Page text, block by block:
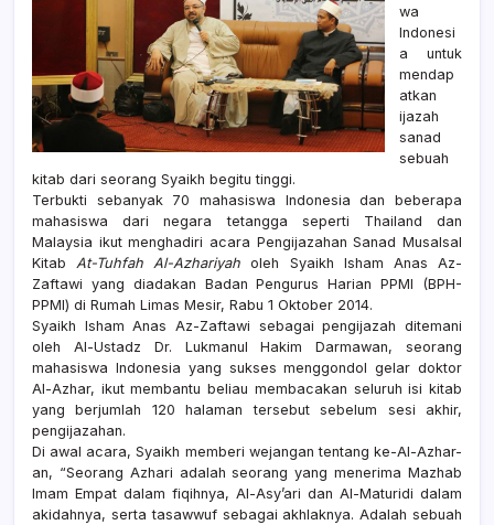
wa
Indonesi
a untuk
mendap
atkan
ijazah
sanad
sebuah
kitab dari seorang Syaikh begitu tinggi.
Terbukti sebanyak 70 mahasiswa Indonesia dan beberapa
mahasiswa dari negara tetangga seperti Thailand dan
Malaysia ikut menghadiri acara Pengijazahan Sanad Musalsal
Kitab At-Tuhfah Al-Azhariyah oleh Syaikh Isham Anas Az-
Zaftawi yang diadakan Badan Pengurus Harian PPMI (BPH-
PPMI) di Rumah Limas Mesir, Rabu 1 Oktober 2014.
Syaikh Isham Anas Az-Zaftawi sebagai pengijazah ditemani
oleh Al-Ustadz Dr. Lukmanul Hakim Darmawan, seorang
mahasiswa Indonesia yang sukses menggondol gelar doktor
Al-Azhar, ikut membantu beliau membacakan seluruh isi kitab
yang berjumlah 120 halaman tersebut sebelum sesi akhir,
pengijazahan.
Di awal acara, Syaikh memberi wejangan tentang ke-Al-Azhar-
an, “Seorang Azhari adalah seorang yang menerima Mazhab
Imam Empat dalam fiqihnya, Al-Asy’ari dan Al-Maturidi dalam
akidahnya, serta tasawwuf sebagai akhlaknya. Adalah sebuah